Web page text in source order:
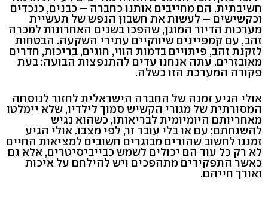
חשיבתית. הם מחייבים אותנו כחברה – כבנים, כנכדים
וכקשישים – לעשות את חשבון הנפש של תעשיית
מערכות הדיור המוגן, שהפכו בשנים האחרונות למכרה
זהב, עם קמפיינים שיווקיים עתירי השקעה. הבטחות
לזקנת זהב, פיתויים בדמות הווי, חוגים, בריכות, חדרים
מאובזרים. עתה אנחנו עדים להתנפצות הבועה: בעת
פקודה המערכת הזו כשלה.
אולי הגיע זמנה של החברה הישראלית לחזור לנוסחה
המסורתית של מגורי הקשיש סמוך לילדיו, שלא יימלטו
מאחריותם היומיומית לבריאותו, כשהוא נגיש
להשגחתם; עם או בלי עובד זר, לפי מצבו. אולי הגיע
זמננו לחשוב שהורים מבוגרים חשובים למציאות החיים
לא רק כל עוד הם יכולים לשמש כבייביסיטרים, אלא גם
כאשר התפקידים מתהפכים ויש להילחם על איכות
ואורך חייהם.